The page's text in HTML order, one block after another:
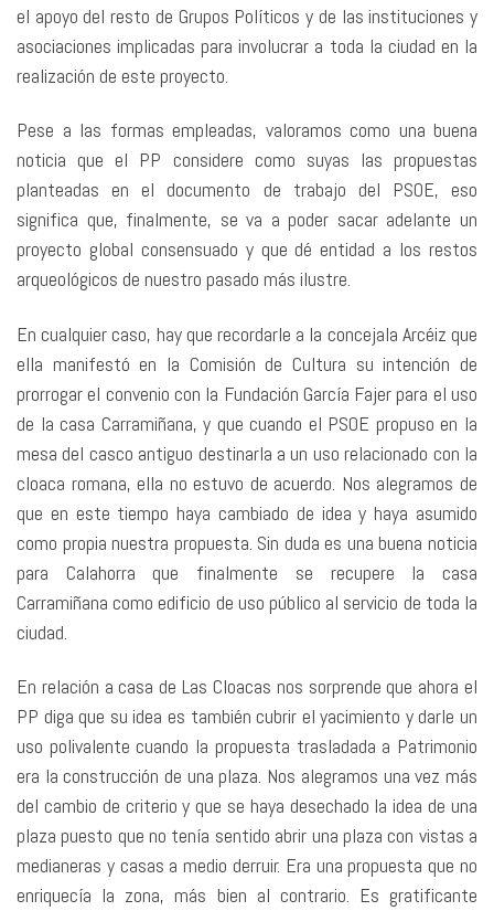
el apoyo del resto de Grupos Políticos y de las instituciones y
asociaciones implicadas para involucrar a toda la ciudad en la
realización de este proyecto.
Pese a las formas empleadas, valoramos como una buena
noticia que el PP considere como suyas las propuestas
planteadas en el documento de trabajo del PSOE, eso
significa que, finalmente, se va a poder sacar adelante un
proyecto global consensuado y que dé entidad a los restos
arqueológicos de nuestro pasado más ilustre.
En cualquier caso, hay que recordarle a la concejala Arcéiz que
ella manifestó en la Comisión de Cultura su intención de
prorrogar el convenio con la Fundación García Fajer para el uso
de la casa Carramiñana, y que cuando el PSOE propuso en la
mesa del casco antiguo destinarla a un uso relacionado con la
cloaca romana, ella no estuvo de acuerdo. Nos alegramos de
que en este tiempo haya cambiado de idea y haya asumido
como propia nuestra propuesta. Sin duda es una buena noticia
para Calahorra que finalmente se recupere la casa
Carramiñana como edificio de uso público al servicio de toda la
ciudad.
En relación a casa de Las Cloacas nos sorprende que ahora el
PP diga que su idea es también cubrir el yacimiento y darle un
uso polivalente cuando la propuesta trasladada a Patrimonio
era la construcción de una plaza. Nos alegramos una vez más
del cambio de criterio y que se haya desechado la idea de una
plaza puesto que no tenía sentido abrir una plaza con vistas a
medianeras y casas a medio derruir. Era una propuesta que no
enriquecía la zona, más bien al contrario. Es gratificante